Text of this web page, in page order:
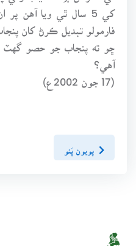
کي 5 سال ٿي ويا آهن
فارمولو تبديل ڪرڻ کان
ڇو ته پنجاب جو حصو گهٽ
آهي؟
(17 جون 2002ع)